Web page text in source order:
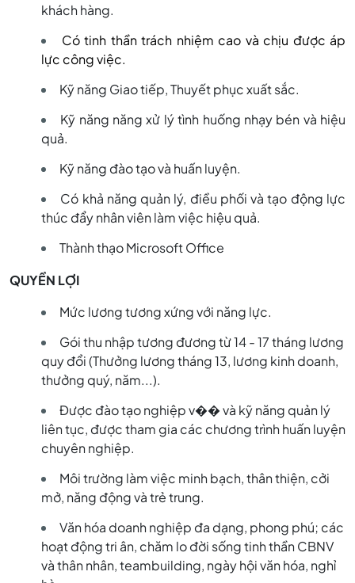
khách hàng.
Có tinh thần trách nhiệm cao và chịu được áp
lực công việc.
Kỹ năng Giao tiếp, Thuyết phục xuất sắc.
Kỹ năng năng xử lý tình huống nhạy bén và hiệu
quả.
Kỹ năng đào tạo và huấn luyện.
Có khả năng quản lý, điều phối và tạo động lực
thúc đẩy nhân viên làm việc hiệu quả.
Thành thạo Microsoft Office
QUYỀN LỢI
Mức lương tương xứng với năng lực.
Gói thu nhập tương đương từ 14 - 17 tháng lương
quy đổi (Thưởng lương tháng 13, lương kinh doanh,
thưởng quý, năm...).
Được đào tạo nghiệp v�� và kỹ năng quản lý
liên tục, được tham gia các chương trình huấn luyện
chuyên nghiệp.
Môi trường làm việc minh bạch, thân thiện, cởi
mở, năng động và trẻ trung.
Văn hóa doanh nghiệp đa dạng, phong phú; các
hoạt động tri ân, chăm lo đời sống tinh thần CBNV
và thân nhân, teambuilding, ngày hội văn hóa, nghỉ